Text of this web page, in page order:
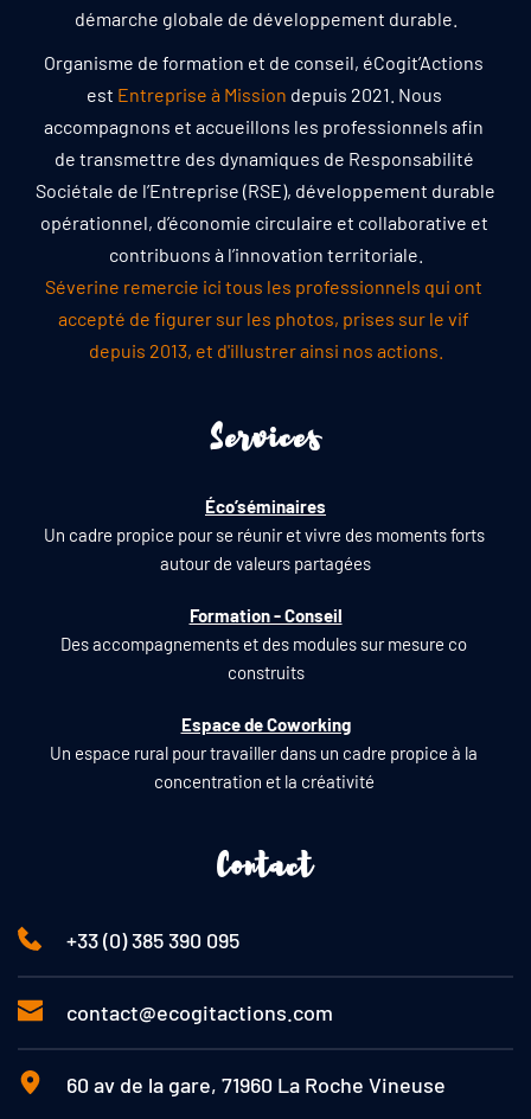
démarche globale de développement durable.
Organisme de formation et de conseil, éCogit’Actions
est Entreprise à Mission depuis 2021. Nous
accompagnons et accueillons les professionnels afin
de transmettre des dynamiques de Responsabilité
Sociétale de l’Entreprise (RSE), développement durable
opérationnel, d’économie circulaire et collaborative et
contribuons à l’innovation territoriale.
Séverine remercie ici tous les professionnels qui ont
accepté de figurer sur les photos, prises sur le vif
depuis 2013, et d'illustrer ainsi nos actions.
Services
Éco’séminaires
Un cadre propice pour se réunir et vivre des moments forts
autour de valeurs partagées
Formation - Conseil
Des accompagnements et des modules sur mesure co
construits
Espace de Coworking
Un espace rural pour travailler dans un cadre propice à la
concentration et la créativité
Contact
+33 (0) 385 390 095
contact@ecogitactions.com
60 av de la gare, 71960 La Roche Vineuse